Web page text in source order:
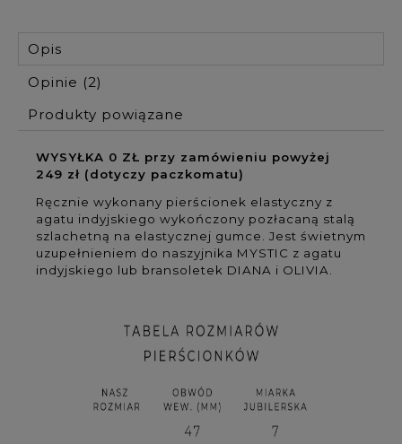
Opis
Opinie (2)
Produkty powiązane
WYSYŁKA 0 ZŁ przy zamówieniu powyżej
249 zł (dotyczy paczkomatu)
Ręcznie wykonany pierścionek elastyczny z
agatu indyjskiego wykończony pozłacaną stalą
szlachetną na elastycznej gumce. Jest świetnym
uzupełnieniem do naszyjnika MYSTIC z agatu
indyjskiego lub bransoletek DIANA i OLIVIA.